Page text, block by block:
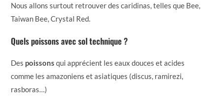
Nous allons surtout retrouver des caridinas, telles que Bee,
Taiwan Bee, Crystal Red.
Quels poissons avec sol technique ?
Des poissons qui apprécient les eaux douces et acides
comme les amazoniens et asiatiques (discus, ramirezi,
rasboras…)